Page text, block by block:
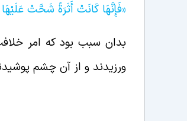
«فَإِنَّهَا كَانَتْ أَثَرَةً شَحَّتْ
بدان سبب بود که امر
ورزیدند و از آن چشم